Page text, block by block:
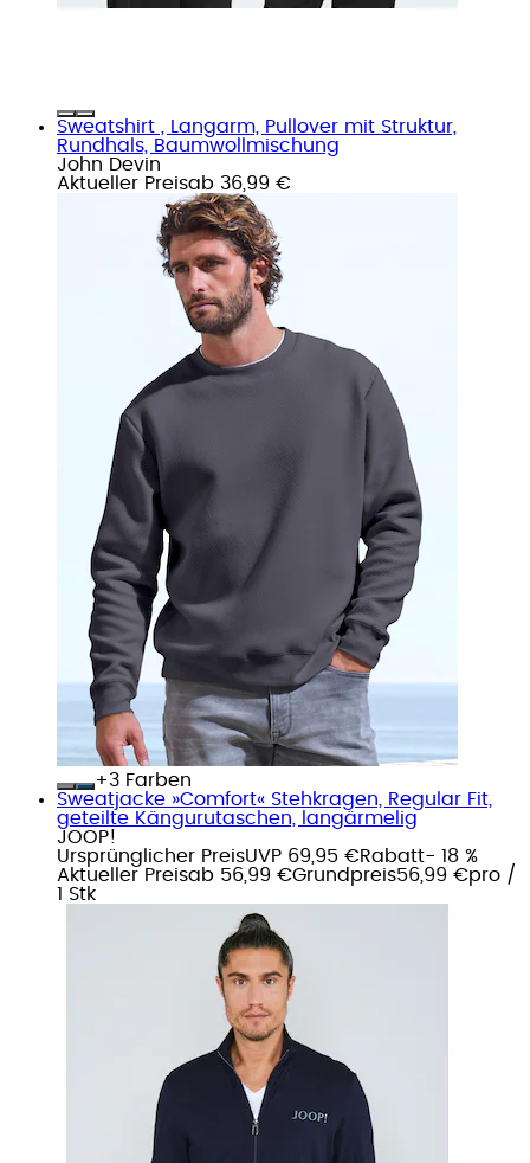
Sweatshirt , Langarm, Pullover mit Struktur,
Rundhals, Baumwollmischung
John Devin
Aktueller Preisab 36,99 €
+
Farben
Sweatjacke »Comfort« Stehkragen, Regular Fit,
geteilte Kängurutaschen, langärmelig
JOOP!
Ursprünglicher PreisUVP 69,95 €Rabatt- 18 %
Aktueller Preisab 56,99 €Grundpreis56,99 €pro /
1 Stk